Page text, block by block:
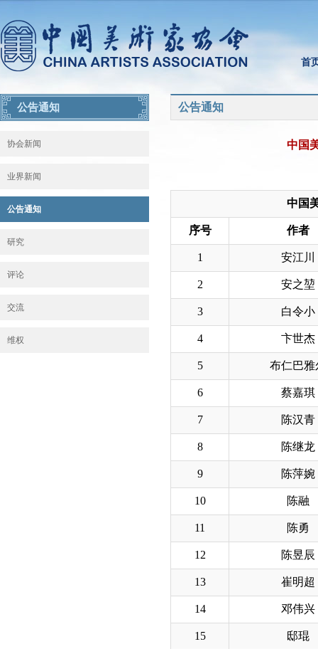
首
公告通知
协会新闻
业界新闻
公告通知
研究
评论
交流
维权
公告通知
中国
中国
序号 作者
1 安江川
2 安之堃
3 白令小
4 卞世杰
5 布仁巴雅
6 蔡嘉琪
7 陈汉青
8 陈继龙
9 陈萍婉
10 陈融
11 陈勇
12 陈昱辰
13 崔明超
14 邓伟兴
15 邸琨